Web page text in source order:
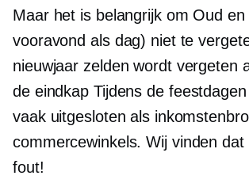
Maar het is belangrijk om Oud en
vooravond als dag) niet te
nieuwjaar zelden wordt vergeten
de eindkap Tijdens de
vaak uitgesloten als
commercewinkels. Wij vinden
fout!